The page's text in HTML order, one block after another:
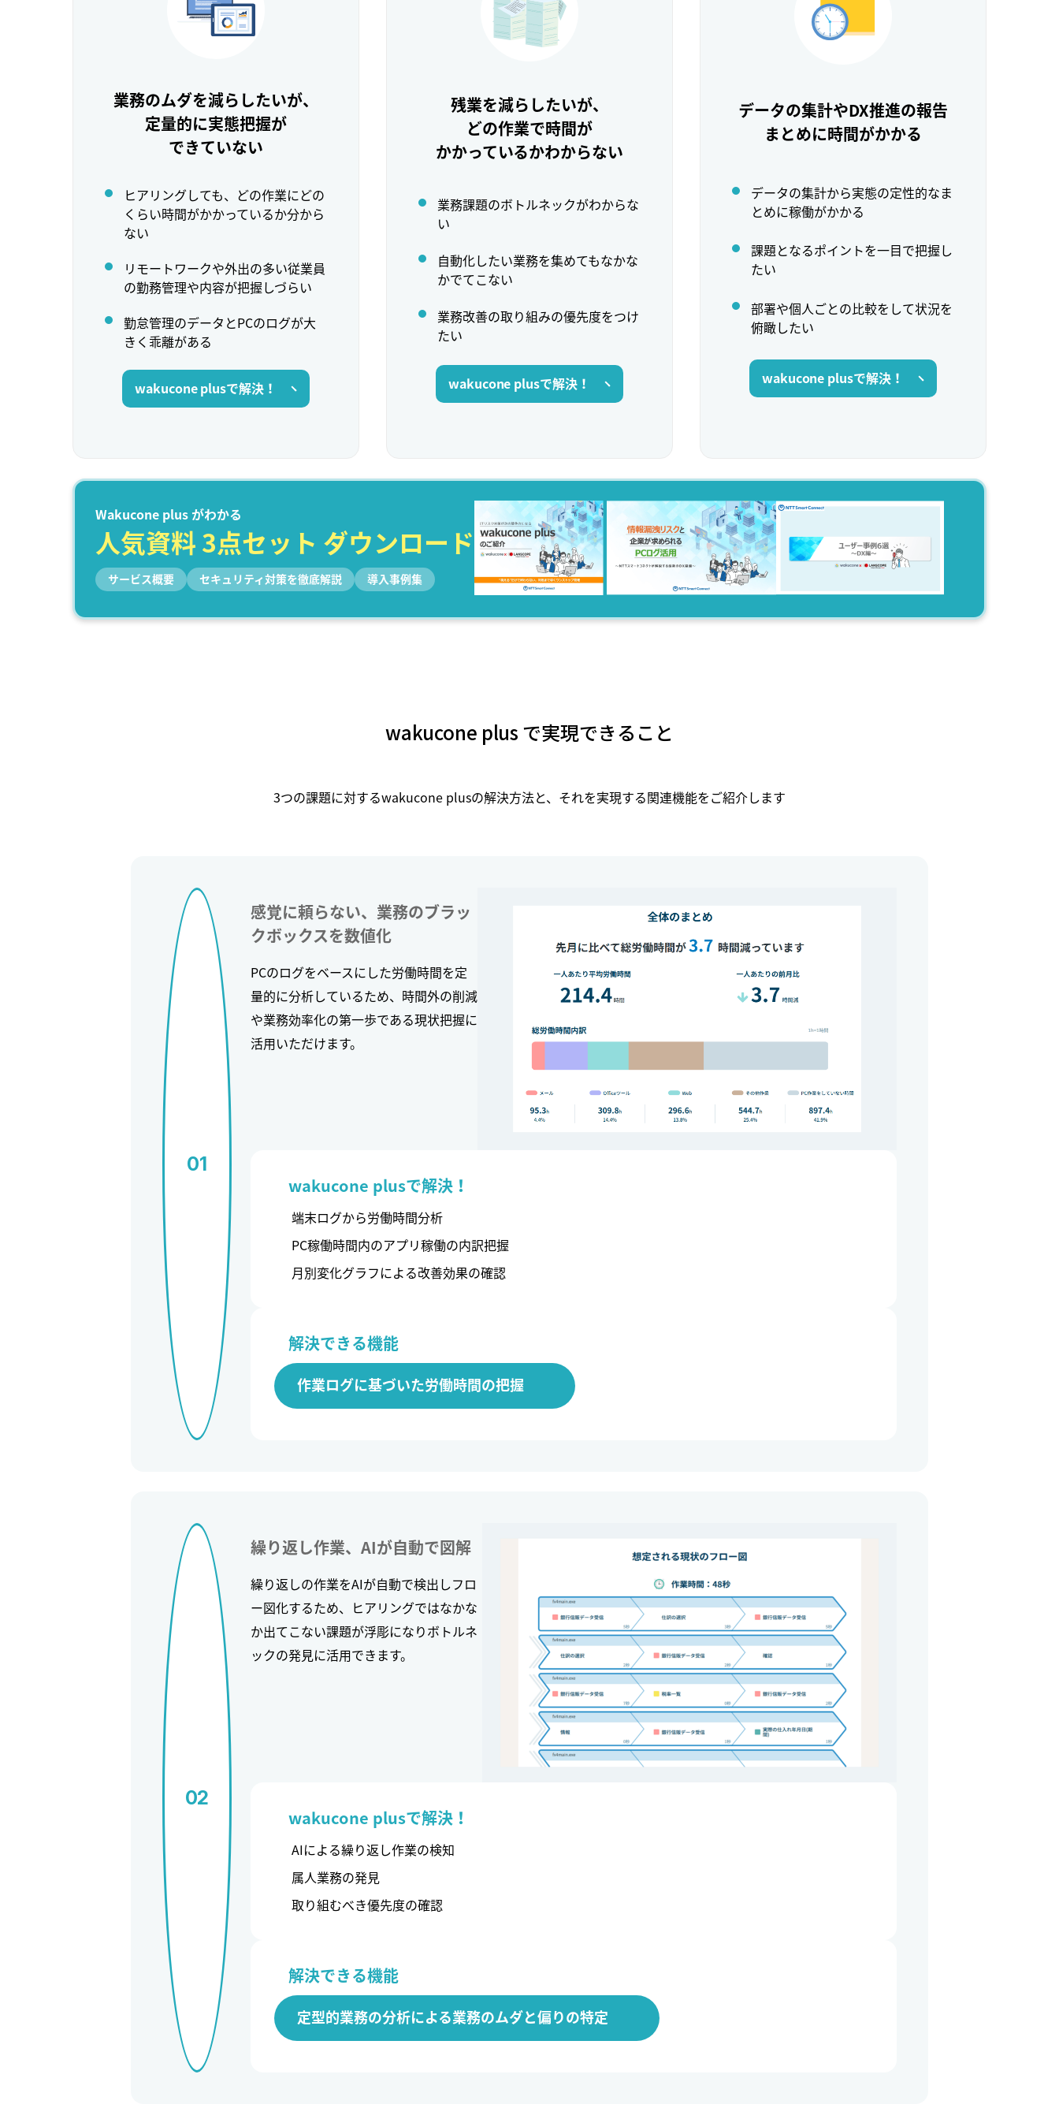
業務のムダを減らしたいが、
定量的に実態把握が
できていない
ヒアリングしても、どの作業にどの
くらい時間がかかっているか分から
ない
リモートワークや外出の多い従業員
の勤務管理や内容が把握しづらい
勤怠管理のデータとPCのログが大
きく乖離がある
wakucone plusで解決！
残業を減らしたいが、
どの作業で時間が
かかっているかわからない
業務課題のボトルネックがわからな
い
自動化したい業務を集めてもなかな
かでてこない
業務改善の取り組みの優先度をつけ
たい
wakucone plusで解決！
データの集計やDX推進の報告
まとめに時間がかかる
データの集計から実態の定性的なま
とめに稼働がかかる
課題となるポイントを一目で把握し
たい
部署や個人ごとの比較をして状況を
俯瞰したい
wakucone plusで解決！
Wakucone plus がわかる
人気資料 3点セット ダウンロード
サービス概要 セキュリティ対策を徹底解説 導入事例集
wakucone plus で実現できること
3つの課題に対するwakucone plusの解決方法と、それを実現する関連機能をご紹介します
01
感覚に頼らない、業務のブラッ
クボックスを数値化
PCのログをベースにした労働時間を定
量的に分析しているため、時間外の削減
や業務効率化の第一歩である現状把握に
活用いただけます。
wakucone plusで解決！
端末ログから労働時間分析
PC稼働時間内のアプリ稼働の内訳把握
月別変化グラフによる改善効果の確認
解決できる機能
作業ログに基づいた労働時間の把握
02
繰り返し作業、AIが自動で図解
繰り返しの作業をAIが自動で検出しフロ
ー図化するため、ヒアリングではなかな
か出てこない課題が浮彫になりボトルネ
ックの発見に活用できます。
wakucone plusで解決！
AIによる繰り返し作業の検知
属人業務の発見
取り組むべき優先度の確認
解決できる機能
定型的業務の分析による業務のムダと偏りの特定